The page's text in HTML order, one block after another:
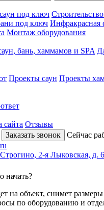
под ключ
под ключ Инфракрасная
Монтаж оборудования
бань, хаммамов и SPA
Проекты саун Проекты
сайта Отзывы
Заказать звонок
Сейчас
2-я Лыковская, д.
начать?
на объект, снимет
по оборудованию и